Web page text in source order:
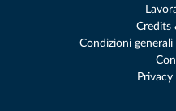
Credits
Condizioni